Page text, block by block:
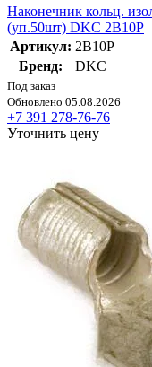
Наконечник кольц.
(уп.50шт) DKC 2B10P
Артикул: 2B10P
Бренд:
DKC
Под заказ
Обновлено 05.08.2026
+7 391 278-76-76
Уточнить цену